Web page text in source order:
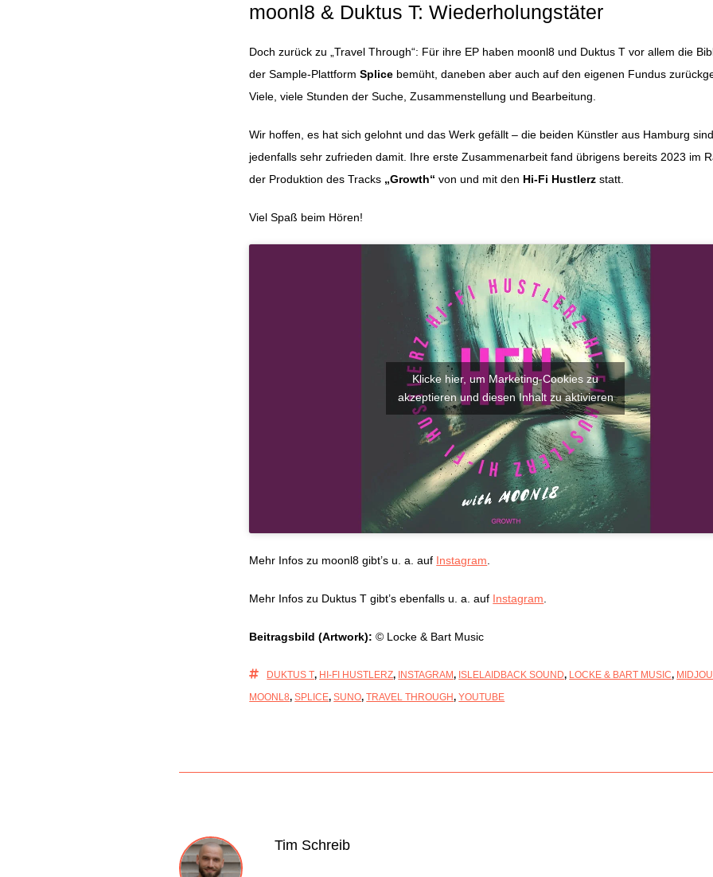
moonl8 & Duktus T: Wiederholungstäter
Doch zurück zu „Travel Through“: Für ihre EP haben moonl8 und Duktus T vor allem die
der Sample-PlattformSplice bemüht, daneben aber auch auf den eigenen Fundus
Viele, viele Stunden der Suche, Zusammenstellung und Bearbeitung.
Wir hoffen, es hat sich gelohnt und das Werk gefällt – die beiden Künstler aus Hamburg sind
jedenfalls sehr zufrieden damit. Ihre erste Zusammenarbeit fand übrigens bereits 2023 im
der Produktion des Tracks „Growth“ von und mit den Hi-Fi Hustlerz statt.
Viel Spaß beim Hören!
Klicke hier, um Marketing-Cookies zu
akzeptieren und diesen Inhalt zu aktivieren
Mehr Infos zu moonl8 gibt’s u. a. auf Instagram
Mehr Infos zu Duktus T gibt’s ebenfalls u. a. auf Instagram
Beitragsbild (Artwork): © Locke & Bart Music
DUKTUS T, HI-FI HUSTLERZ, INSTAGRAM, ISLELAIDBACK SOUND, LOCKE & BART MUSIC,
MOONL8,SPLICE,SUNO,TRAVEL THROUGH,YOUTUBE
Tim Schreib